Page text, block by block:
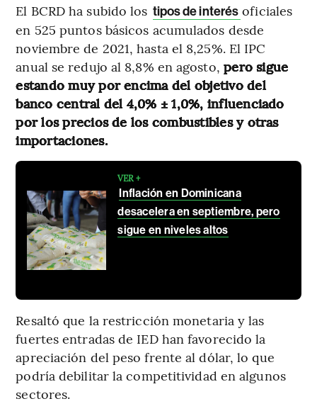
El BCRD ha subido los tipos de interés oficiales
en 525 puntos básicos acumulados desde
noviembre de 2021, hasta el 8,25%. El IPC
anual se redujo al 8,8% en agosto, pero sigue
estando muy por encima del objetivo del
banco central del 4,0% ± 1,0%, influenciado
por los precios de los combustibles y otras
importaciones.
VER +
Inflación en Dominicana
desacelera en septiembre, pero
sigue en niveles altos
Resaltó que la restricción monetaria y las
fuertes entradas de IED han favorecido la
apreciación del peso frente al dólar, lo que
podría debilitar la competitividad en algunos
sectores.